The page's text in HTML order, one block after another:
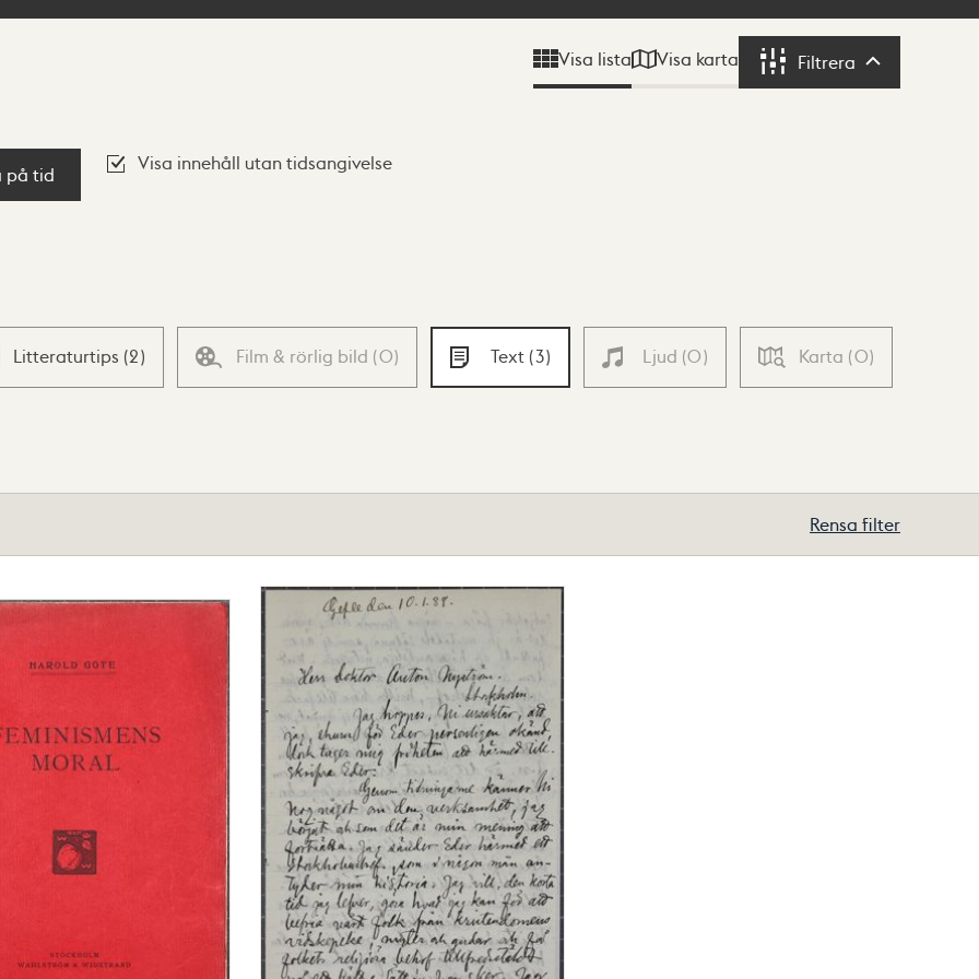
Visa lista Visa karta Filtrera Filtrera
på tid
Visa innehåll utan tidsangivelse
Litteraturtips (2) Film & rörlig bild (0) Text (3) Ljud (0) Karta (0)
Rensa filter